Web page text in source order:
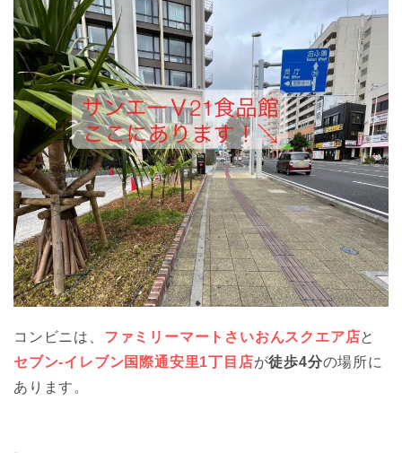
コンビニは、 ファミリーマートさいおんスクエア店と
セブン-イレブン国際通安里1丁目店が徒歩4分の場所に
あります。